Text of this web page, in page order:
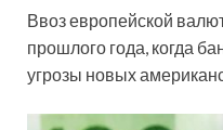
Ввоз европейской
прошлого года, когда
угрозы новых